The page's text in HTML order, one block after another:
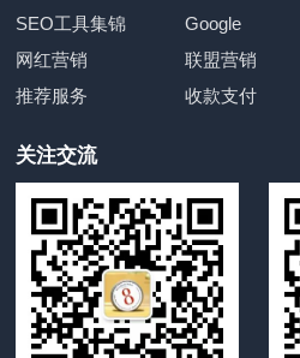
SEO工具集锦
Google
网红营销
联盟营销
推荐服务
收款支付
关注交流